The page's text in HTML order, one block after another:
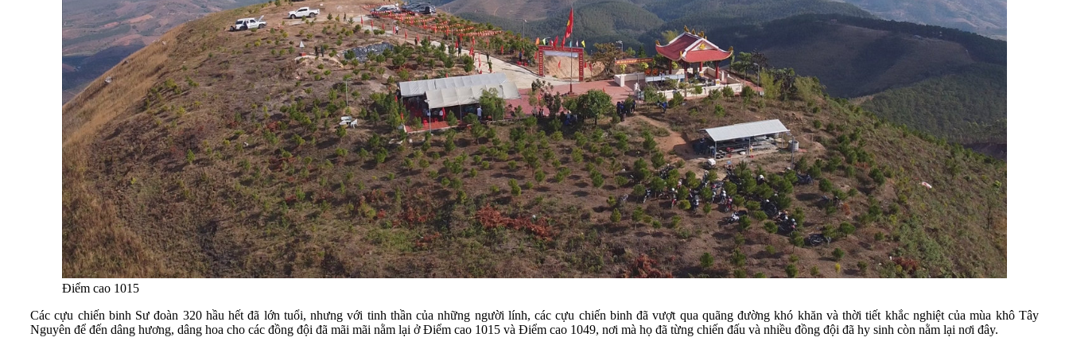
Điểm cao 1015
Các cựu chiến binh Sư đoàn 320 hầu hết đã lớn tuổi, nhưng với tinh thần của những người lính, các cựu chiến binh đã vượt qua quãng đường khó khăn và thời tiết khắc nghiệt của mùa khô Tây
Nguyên để đến dâng hương, dâng hoa cho các đồng đội đã mãi mãi nằm lại ở Điểm cao 1015 và Điểm cao 1049, nơi mà họ đã từng chiến đấu và nhiều đồng đội đã hy sinh còn nằm lại nơi đây.